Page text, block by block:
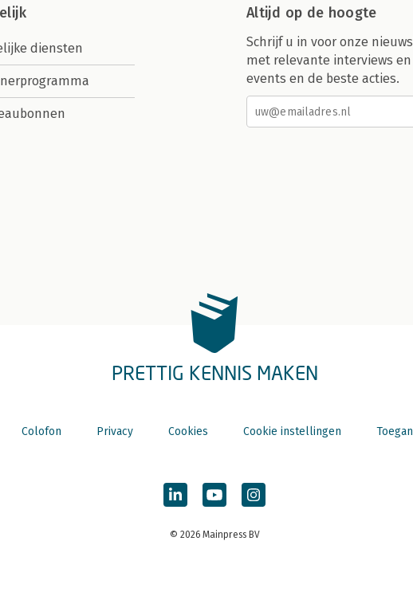
diensten
Altijd op de hoogte
Schrijf u in voor onze
met relevante interviews
events en de beste acties.
PRETTIG KENNIS MAKEN
Colofon Privacy Cookies Cookie instellingen
© 2026 Mainpress BV